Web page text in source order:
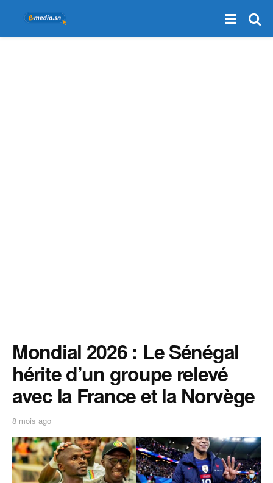
Mondial 2026 : Le Sénégal
hérite d’un groupe relevé
avec la France et la Norvège
8 mois ago